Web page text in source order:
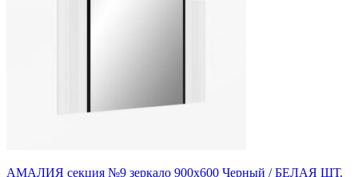
АМАЛИЯ секция №9 зеркало 900х600 Черный / БЕЛАЯ ШТ.